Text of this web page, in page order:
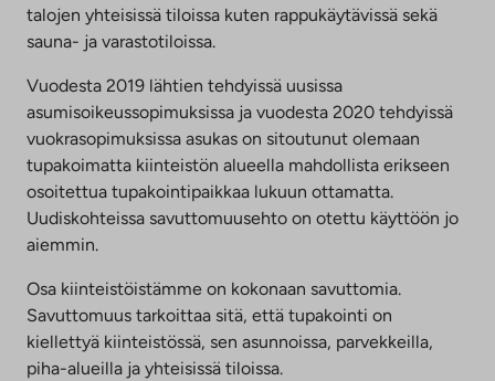
talojen yhteisissä tiloissa kuten rappukäytävissä sekä
sauna- ja varastotiloissa.
Vuodesta 2019 lähtien tehdyissä uusissa
asumisoikeussopimuksissa ja vuodesta 2020 tehdyissä
vuokrasopimuksissa asukas on sitoutunut olemaan
tupakoimatta kiinteistön alueella mahdollista erikseen
osoitettua tupakointipaikkaa lukuun ottamatta.
Uudiskohteissa savuttomuusehto on otettu käyttöön jo
aiemmin.
Osa kiinteistöistämme on kokonaan savuttomia.
Savuttomuus tarkoittaa sitä, että tupakointi on
kiellettyä kiinteistössä, sen asunnoissa, parvekkeilla,
piha-alueilla ja yhteisissä tiloissa.